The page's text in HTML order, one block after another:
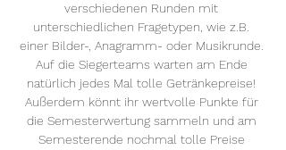
verschiedenen Runden mit
unterschiedlichen Fragetypen, wie z.B.
einer Bilder-, Anagramm- oder Musikrunde.
Auf die Siegerteams warten am Ende
natürlich jedes Mal tolle Getränkepreise!
Außerdem könnt ihr wertvolle Punkte für
die Semesterwertung sammeln und am
Semesterende nochmal tolle Preise